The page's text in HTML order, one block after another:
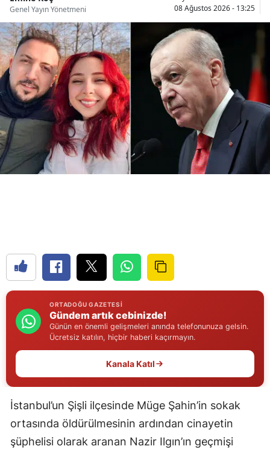
Yozgat
Zonguldak
Aksaray
Bayburt
Karaman
Kırıkkale
Batman
Iğdır
Yalova
Karabük
Kilis
Osmaniye
Genel Yayın Yönetmeni
08 Ağustos 2026 - 13:25
ORTADOĞU GAZETESI
Gündem artık cebinizde!
Günün en önemli gelişmeleri anında telefonunuza gelsin.
Ücretsiz katılın, hiçbir haberi kaçırmayın.
Kanala Katıl
İstanbul’un Şişli ilçesinde Müge Şahin’in sokak
ortasında öldürülmesinin ardından cinayetin
şüphelisi olarak aranan Nazir Ilgın’ın geçmişi